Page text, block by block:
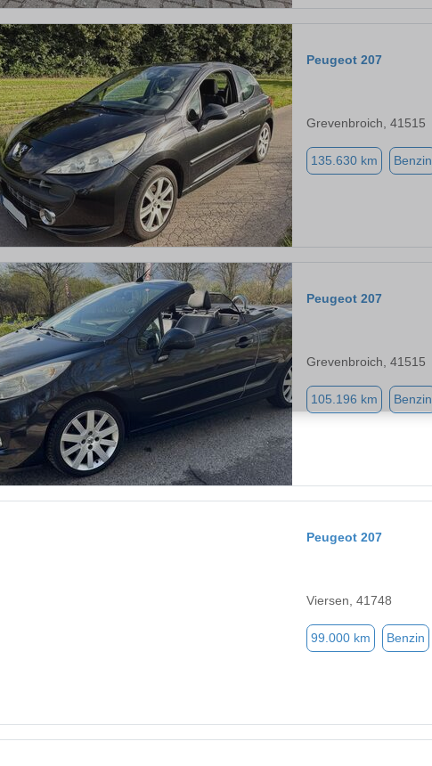
Peugeot 207
Grevenbroich, 41515
135.630 km Benzin
Peugeot 207
Grevenbroich, 41515
105.196 km Benzin
Peugeot 207
Viersen, 41748
99.000 km Benzin